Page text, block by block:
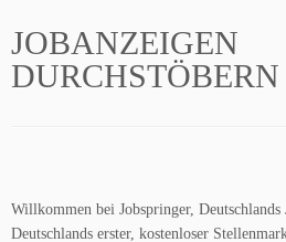
JOBANZEIGEN
DURCHSTÖBERN
Willkommen bei Jobspringer,
Deutschlands erster, kostenloser